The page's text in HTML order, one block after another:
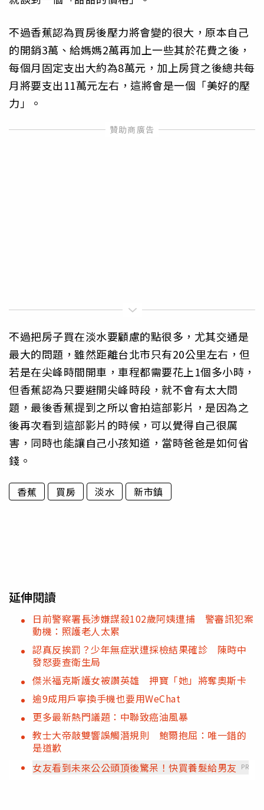
不過香蕉認為買房後壓力將會變的很大，原本自己
的開銷3萬、給媽媽2萬再加上一些其於花費之後，
每個月固定支出大約為8萬元，加上房貸之後總共每
月將要支出11萬元左右，這將會是一個「美好的壓
力」。
不過把房子買在淡水要顧慮的點很多，尤其交通是
最大的問題，雖然距離台北市只有20公里左右，但
若是在尖峰時間開車，車程都需要花上1個多小時，
但香蕉認為只要避開尖峰時段，就不會有太大問
題，最後香蕉提到之所以會拍這部影片，是因為之
後再次看到這部影片的時候，可以覺得自己很厲
害，同時也能讓自己小孩知道，當時爸爸是如何省
錢。
香蕉 買房 淡水 新市鎮
延伸閱讀
日前警察署長涉嫌謀殺102歲阿姨遭捕 警審訊犯案
動機：照護老人太累
認真反挨罰？少年無症狀遭採檢結果確診 陳時中
發怒要查衛生局
傑米福克斯護女被讚英雄 押寶「她」將奪奧斯卡
逾9成用戶寧換手機也要用WeChat
更多最新熱門議題：中聯致癌油風暴
教士大帝敲雙響誤觸潛規則 鮑爾抱屈：唯一錯的
是道歉
女友看到未來公公頭頂後驚呆！快買養髮給男友
PR